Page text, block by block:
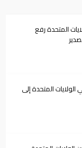
المتحدة رفع
المتحدة إلى